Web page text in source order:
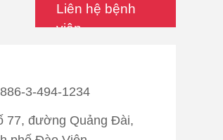
Liên hệ bệnh
viện
3-494-1234
77, đường Quảng Đài,